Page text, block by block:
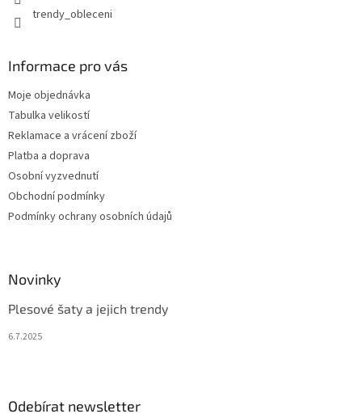
trendy_obleceni
Informace pro vás
Moje objednávka
Tabulka velikostí
Reklamace a vrácení zboží
Platba a doprava
Osobní vyzvednutí
Obchodní podmínky
Podmínky ochrany osobních údajů
Novinky
Plesové šaty a jejich trendy
6.7.2025
Odebírat newsletter